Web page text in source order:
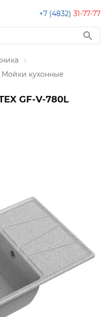
+7 (4832) 31-77-77
Мойки кухонные
GF-V-780L